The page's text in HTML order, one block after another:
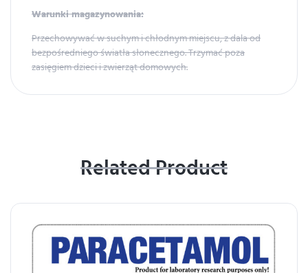
Warunki magazynowania:
Przechowywać w suchym i chłodnym miejscu, z dala od
bezpośredniego światła słonecznego. Trzymać poza
zasięgiem dzieci i zwierząt domowych.
Related Product